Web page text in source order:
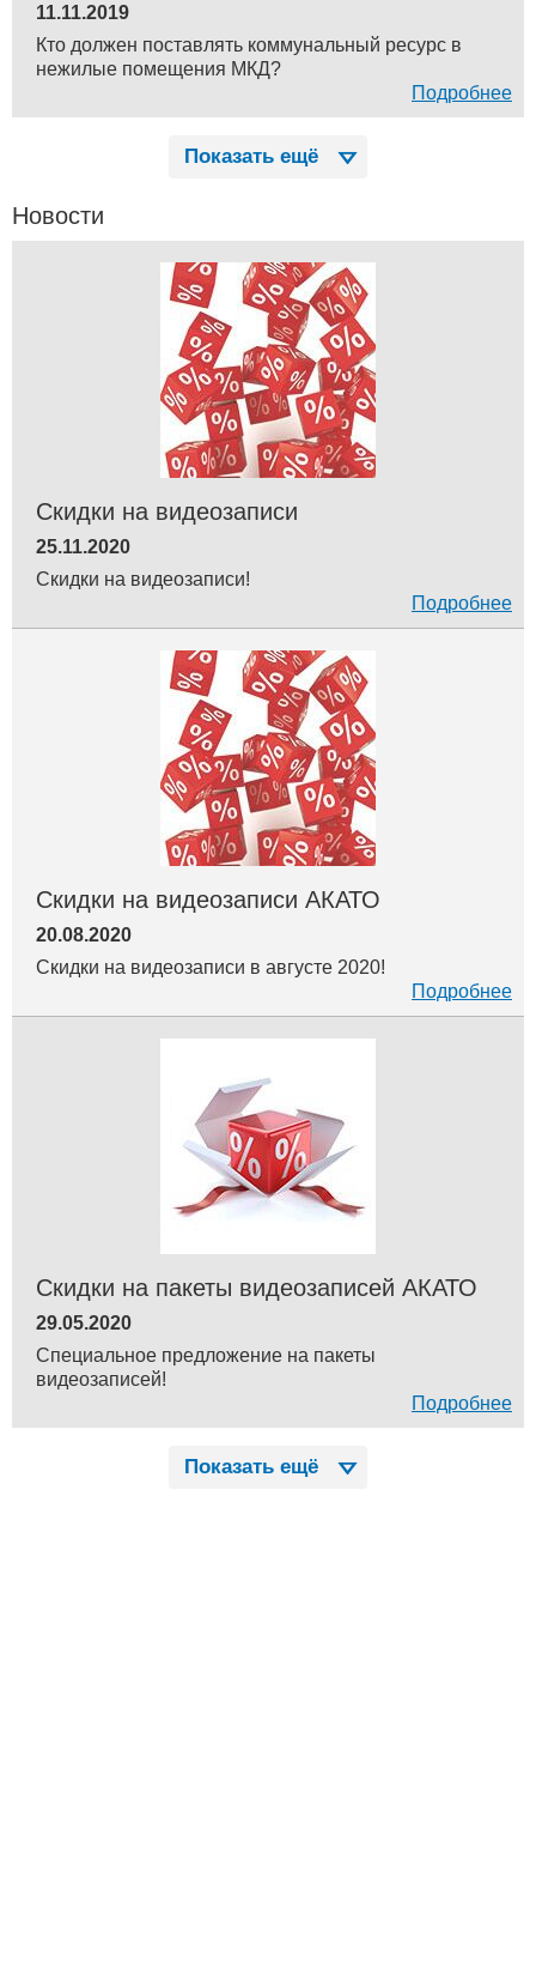
11.11.2019
Кто должен поставлять коммунальный ресурс в
нежилые помещения МКД?
Подробнее
Показать ещё
Новости
Скидки на видеозаписи
25.11.2020
Скидки на видеозаписи!
Подробнее
Скидки на видеозаписи АКАТО
20.08.2020
Скидки на видеозаписи в августе 2020!
Подробнее
Скидки на пакеты видеозаписей АКАТО
29.05.2020
Специальное предложение на пакеты
видеозаписей!
Подробнее
Показать ещё